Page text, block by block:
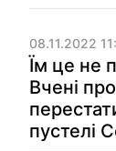
08.11.2022
Їм це не
Вчені
пустелі